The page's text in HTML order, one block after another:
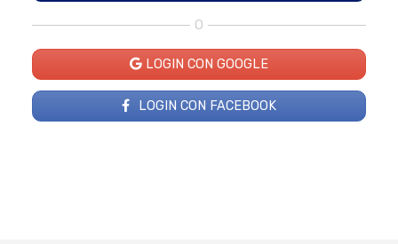
O
LOGIN CON GOOGLE
LOGIN CON FACEBOOK